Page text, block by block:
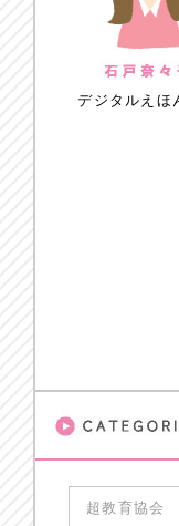
デジタルえほ
超教育協会